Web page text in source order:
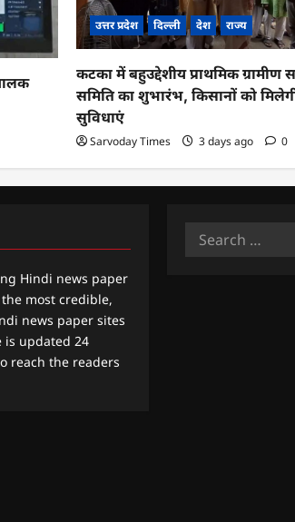
उत्तर प्रदेश दिल्ली देश राज्य
कटका में बहुउद्देशीय प्राथमिक ग्रामीण
समिति का शुभारंभ, किसानों को
सुविधाएं
Sarvoday Times 3 days ago 0
Hindi news paper
most credible,
news paper sites
is updated 24
reach the readers
Search